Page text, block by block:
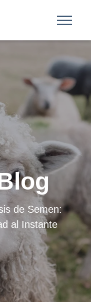
de Semen:
al Instante